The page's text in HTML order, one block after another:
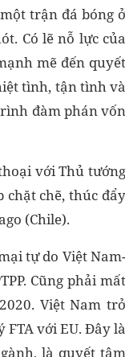
trận đá bóng ở
Có lẽ nỗ lực của
mẽ đến quyết
tình, tận tình và
đàm phán vốn
với Thủ tướng
chặt chẽ, thúc đẩy
(Chile).
tự do Việt Nam-
Cũng phải mất
Việt Nam trở
với EU. Đây là
là quyết tâm